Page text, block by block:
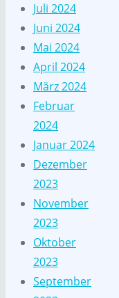
Juli 2024
Juni 2024
Mai 2024
April 2024
März 2024
Februar
2024
Januar 2024
Dezember
2023
November
2023
Oktober
2023
September